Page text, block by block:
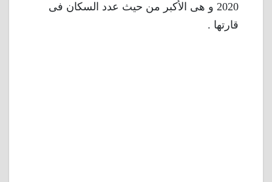
2020 و هى الأكبر من حيث عدد السكان فى
قارتها .